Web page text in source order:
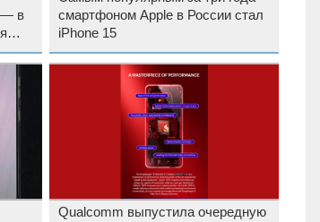
— в
смартфоном Apple в России стал
iPhone 15
Qualcomm выпустила очередную